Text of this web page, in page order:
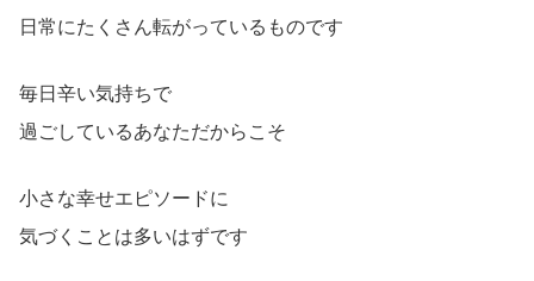
日常にたくさん転がっているものです
毎日辛い気持ちで
過ごしているあなただからこそ
小さな幸せエピソードに
気づくことは多いはずです